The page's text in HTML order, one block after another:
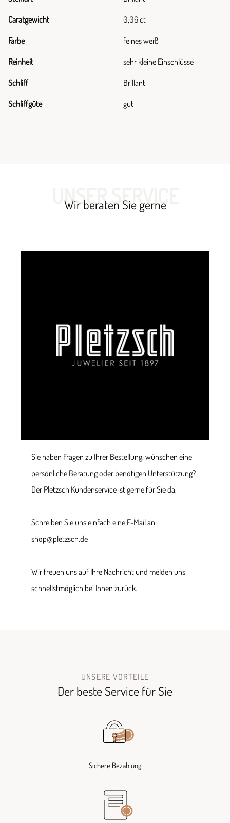
Caratgewicht 0,06 ct
Farbe feines weiß
Reinheit sehr kleine Einschlüsse
Schliff Brillant
Schliffgüte gut
UNSER SERVICE
Wir beraten Sie gerne
Sie haben Fragen zu Ihrer Bestellung, wünschen eine
persönliche Beratung oder benötigen Unterstützung?
Der Pletzsch Kundenservice ist gerne für Sie da.
Schreiben Sie uns einfach eine E-Mail an:
shop@pletzsch.de
Wir freuen uns auf Ihre Nachricht und melden uns
schnellstmöglich bei Ihnen zurück.
UNSERE VORTEILE
Der beste Service für Sie
Sichere Bezahlung